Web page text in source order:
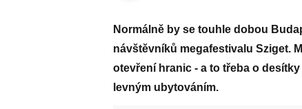
Normálně by se touhle dobou
návštěvníků megafestivalu Sziget.
otevření hranic - a to třeba o
levným ubytováním.